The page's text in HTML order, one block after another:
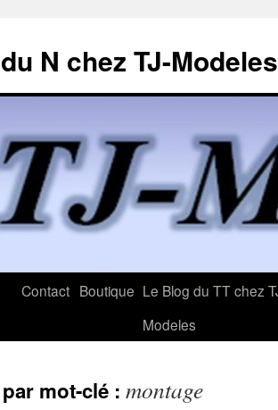
N chez TJ-Modeles
Contact Boutique Le Blog du TT chez
Modeles
mot-clé : montage